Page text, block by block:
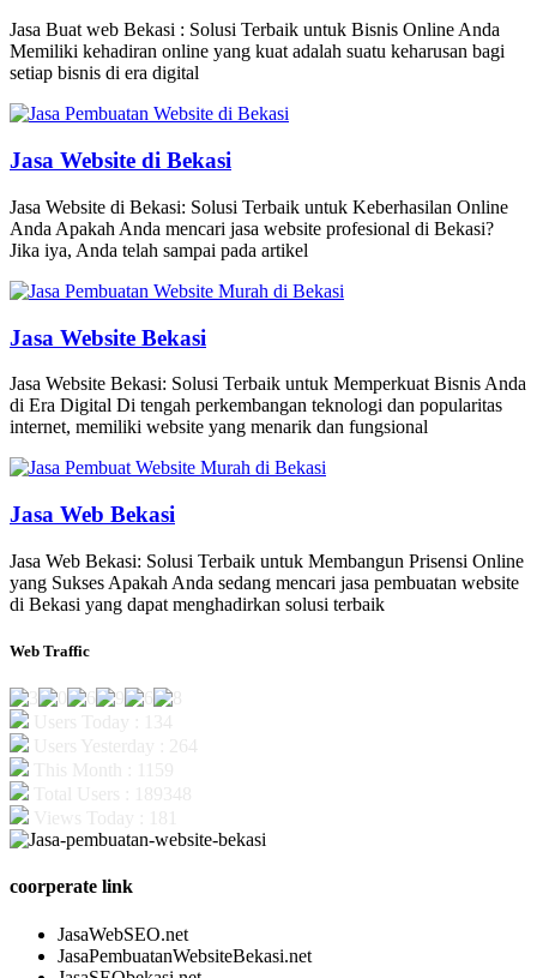
Jasa Buat web Bekasi : Solusi Terbaik untuk Bisnis Online Anda
Memiliki kehadiran online yang kuat adalah suatu keharusan bagi
setiap bisnis di era digital
Jasa Website di Bekasi
Jasa Website di Bekasi: Solusi Terbaik untuk Keberhasilan Online
Anda Apakah Anda mencari jasa website profesional di Bekasi?
Jika iya, Anda telah sampai pada artikel
Jasa Website Bekasi
Jasa Website Bekasi: Solusi Terbaik untuk Memperkuat Bisnis Anda
di Era Digital Di tengah perkembangan teknologi dan popularitas
internet, memiliki website yang menarik dan fungsional
Jasa Web Bekasi
Jasa Web Bekasi: Solusi Terbaik untuk Membangun Prisensi Online
yang Sukses Apakah Anda sedang mencari jasa pembuatan website
di Bekasi yang dapat menghadirkan solusi terbaik
Web Traffic
coorperate link
JasaWebSEO.net
JasaPembuatanWebsiteBekasi.net